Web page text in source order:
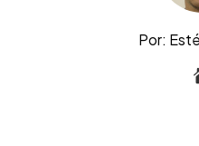
Por: